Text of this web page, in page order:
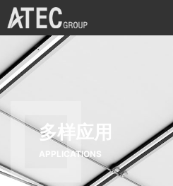
多样应用
APPLICATIONS